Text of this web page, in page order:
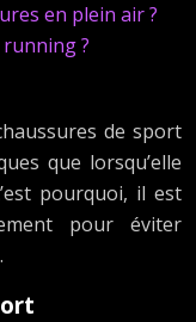
en plein air ?
?
de sport
que lorsqu’elle
pourquoi, il est
pour éviter